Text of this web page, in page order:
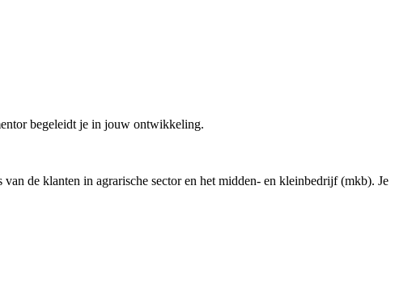
begeleidt je in jouw ontwikkeling.
de klanten in agrarische sector en het midden- en kleinbedrijf (mkb). Je